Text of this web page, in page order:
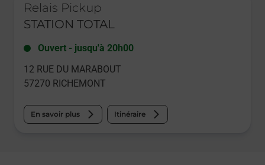
Relais Pickup
STATION TOTAL
Ouvert - jusqu'à 20h00
12 RUE DU MARABOUT
57270 RICHEMONT
En savoir plus Itinéraire